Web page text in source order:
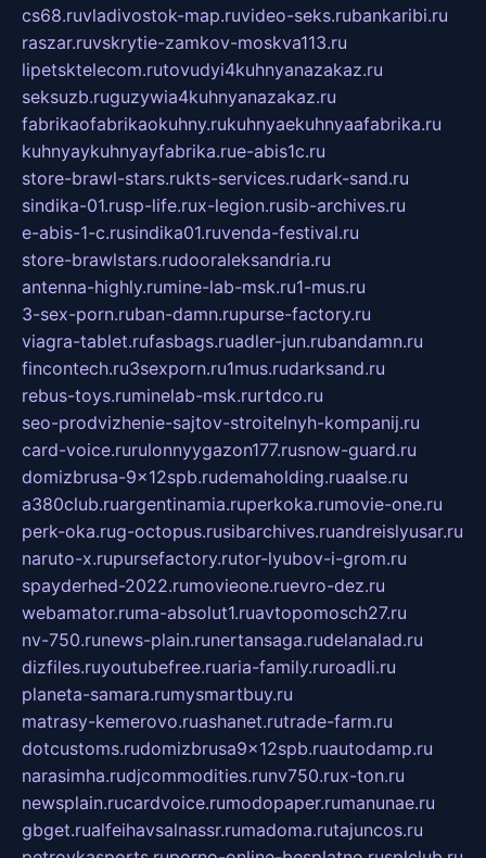
cs68.ruvladivostok-map.ruvideo-seks.rubankaribi.ru
raszar.ruvskrytie-zamkov-moskva113.ru
lipetsktelecom.rutovudyi4kuhnyanazakaz.ru
seksuzb.ruguzywia4kuhnyanazakaz.ru
fabrikaofabrikaokuhny.rukuhnyaekuhnyaafabrika.ru
kuhnyaykuhnyayfabrika.rue-abis1c.ru
store-brawl-stars.rukts-services.rudark-sand.ru
sindika-01.rusp-life.rux-legion.rusib-archives.ru
e-abis-1-c.rusindika01.ruvenda-festival.ru
store-brawlstars.rudooraleksandria.ru
antenna-highly.rumine-lab-msk.ru1-mus.ru
3-sex-porn.ruban-damn.rupurse-factory.ru
viagra-tablet.rufasbags.ruadler-jun.rubandamn.ru
fincontech.ru3sexporn.ru1mus.rudarksand.ru
rebus-toys.ruminelab-msk.rurtdco.ru
seo-prodvizhenie-sajtov-stroitelnyh-kompanij.ru
card-voice.rurulonnyygazon177.rusnow-guard.ru
domizbrusa-9x12spb.rudemaholding.ruaalse.ru
a380club.ruargentinamia.ruperkoka.rumovie-one.ru
perk-oka.rug-octopus.rusibarchives.ruandreislyusar.ru
naruto-x.rupursefactory.rutor-lyubov-i-grom.ru
spayderhed-2022.rumovieone.ruevro-dez.ru
webamator.ruma-absolut1.ruavtopomosch27.ru
nv-750.runews-plain.runertansaga.rudelanalad.ru
dizfiles.ruyoutubefree.ruaria-family.ruroadli.ru
planeta-samara.rumysmartbuy.ru
matrasy-kemerovo.ruashanet.rutrade-farm.ru
dotcustoms.rudomizbrusa9x12spb.ruautodamp.ru
narasimha.rudjcommodities.runv750.rux-ton.ru
newsplain.rucardvoice.rumodopaper.rumanunae.ru
gbget.rualfeihavsalnassr.rumadoma.rutajuncos.ru